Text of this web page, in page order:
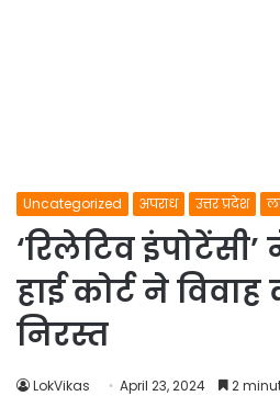
Uncategorized अपराध उत्तर प्रदेश
‘रिलेटिव
हाई कोर्ट ने
निरस्त
LokVikas April 23, 2024 2